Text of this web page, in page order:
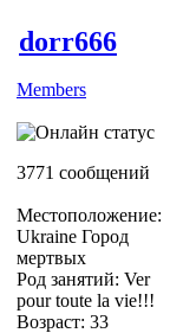
dorr666
Members
3771 сообщений
Местоположение:
Ukraine Город
мертвых
Род занятий: Ver
pour toute la vie!!!
Возраст: 33